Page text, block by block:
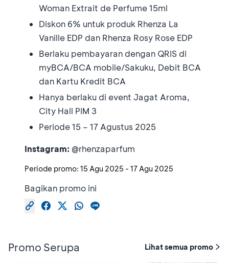
Woman Extrait de Perfume 15ml
Diskon 6% untuk produk Rhenza La
Vanille EDP dan Rhenza Rosy Rose EDP
Berlaku pembayaran dengan QRIS di
myBCA/BCA mobile/Sakuku, Debit BCA
dan Kartu Kredit BCA
Hanya berlaku di event Jagat Aroma,
City Hall PIM 3
Periode 15 – 17 Agustus 2025
Instagram: @rhenzaparfum
Periode promo: 15 Agu 2025 - 17 Agu 2025
Bagikan promo ini
Promo Serupa Lihat semua promo